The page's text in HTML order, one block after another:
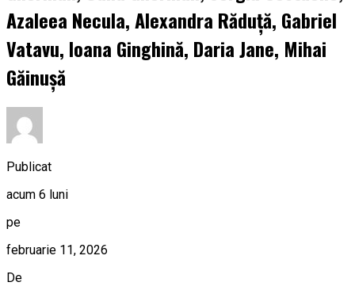
Azaleea Necula, Alexandra Răduță, Gabriel
Vatavu, Ioana Ginghină, Daria Jane, Mihai
Găinușă
Publicat
acum 6 luni
pe
februarie 11, 2026
De